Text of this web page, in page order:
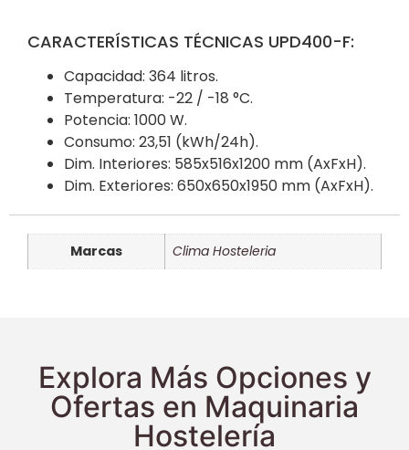
CARACTERÍSTICAS TÉCNICAS UPD400-F:
Capacidad: 364 litros.
Temperatura: -22 / -18 °C.
Potencia: 1000 W.
Consumo: 23,51 (kWh/24h).
Dim. Interiores: 585x516x1200 mm (AxFxH).
Dim. Exteriores: 650x650x1950 mm (AxFxH).
Marcas Clima Hosteleria
Explora Más Opciones y
Ofertas en Maquinaria
Hostelería